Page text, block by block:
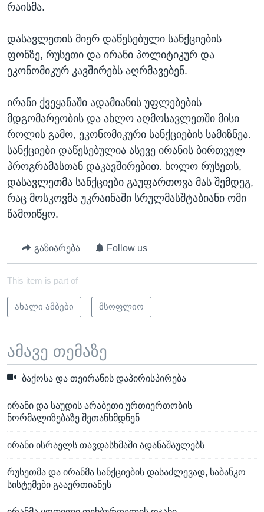
რაისმა.
დასავლეთის მიერ დაწესებული სანქციების
ფონზე, რუსეთი და ირანი პოლიტიკურ და
ეკონომიკურ კავშირებს აღრმავებენ.
ირანი ქვეყანაში ადამიანის უფლებების
მდგომარეობის და ახლო აღმოსავლეთში მისი
როლის გამო, ეკონომიკური სანქციების სამიზნეა.
სანქციები დაწესებულია ასევე ირანის ბირთვულ
პროგრამასთან დაკავშირებით. ხოლო რუსეთს,
დასავლეთმა სანქციები გაუფართოვა მას შემდეგ,
რაც მოსკოვმა უკრაინაში სრულმასშტაბიანი ომი
წამოიწყო.
გაზიარება Follow us
This item is part of
ახალი ამბები მსოფლიო
ამავე თემაზე
ბაქოსა და თეირანის დაპირისპირება
ირანი და საუდის არაბეთი ურთიერთობის
ნორმალიზებაზე შეთანხმდნენ
ირანი ისრაელს თავდასხმაში ადანაშაულებს
რუსეთმა და ირანმა სანქციების დასაძლევად, საბანკო
სისტემები გააერთიანეს